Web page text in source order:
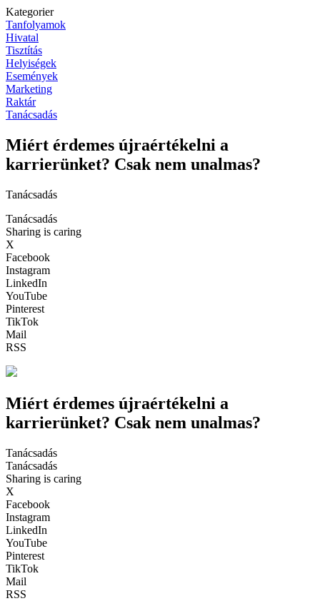
Kategorier
Tanfolyamok
Hivatal
Tisztítás
Helyiségek
Események
Marketing
Raktár
Tanácsadás
Miért érdemes újraértékelni a
karrierünket? Csak nem unalmas?
Tanácsadás
Tanácsadás
Sharing is caring
X
Facebook
Instagram
LinkedIn
YouTube
Pinterest
TikTok
Mail
RSS
Miért érdemes újraértékelni a
karrierünket? Csak nem unalmas?
Tanácsadás
Tanácsadás
Sharing is caring
X
Facebook
Instagram
LinkedIn
YouTube
Pinterest
TikTok
Mail
RSS